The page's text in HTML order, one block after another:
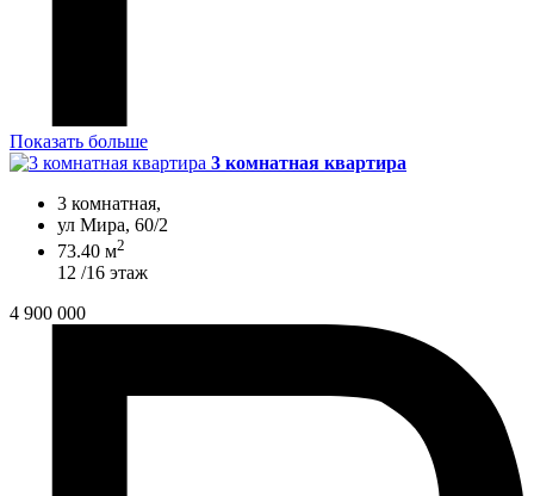
Показать больше
3 комнатная квартира
3 комнатная,
ул Мира, 60/2
73.40 м2
12 /16 этаж
4 900 000